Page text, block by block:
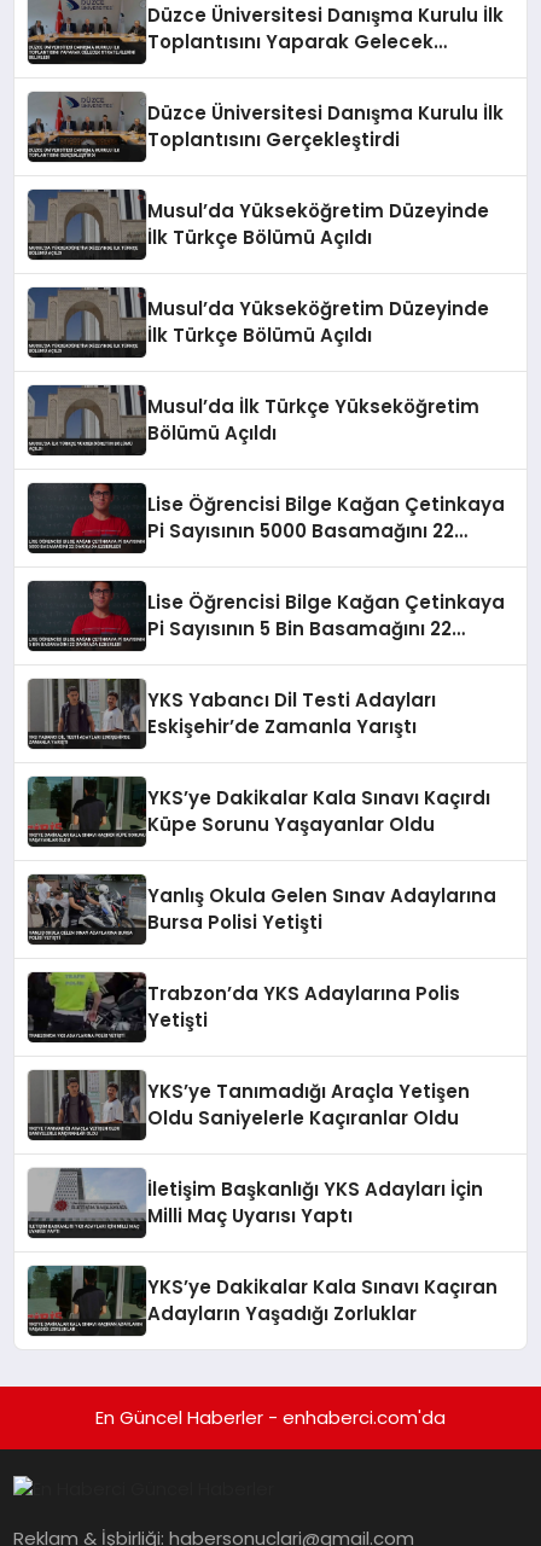
Düzce Üniversitesi Danışma Kurulu İlk
Toplantısını Yaparak Gelecek
Düzce Üniversitesi Danışma Kurulu İlk
Toplantısını Gerçekleştirdi
Musul’da Yükseköğretim Düzeyinde
İlk Türkçe Bölümü Açıldı
Musul’da Yükseköğretim Düzeyinde
İlk Türkçe Bölümü Açıldı
Musul’da İlk Türkçe Yükseköğretim
Bölümü Açıldı
Lise Öğrencisi Bilge Kağan Çetinkaya
Pi Sayısının 5000 Basamağını 22
Lise Öğrencisi Bilge Kağan Çetinkaya
Pi Sayısının 5 Bin Basamağını 22
YKS Yabancı Dil Testi Adayları
Eskişehir’de Zamanla Yarıştı
YKS’ye Dakikalar Kala Sınavı Kaçırdı
Küpe Sorunu Yaşayanlar Oldu
Yanlış Okula Gelen Sınav Adaylarına
Bursa Polisi Yetişti
Trabzon’da YKS Adaylarına Polis
Yetişti
YKS’ye Tanımadığı Araçla Yetişen
Oldu Saniyelerle Kaçıranlar Oldu
İletişim Başkanlığı YKS Adayları İçin
Milli Maç Uyarısı Yaptı
YKS’ye Dakikalar Kala Sınavı Kaçıran
Adayların Yaşadığı Zorluklar
En Güncel Haberler - enhaberci.com'da
Reklam & İşbirliği:habersonuclari@gmail.com